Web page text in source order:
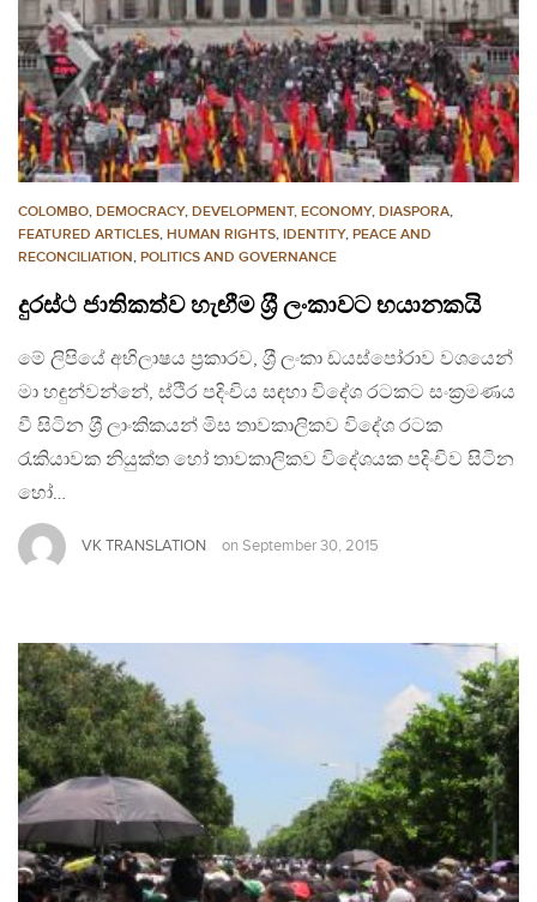
COLOMBO, DEMOCRACY, DEVELOPMENT, ECONOMY, DIASPORA,
FEATURED ARTICLES, HUMAN RIGHTS, IDENTITY, PEACE AND
RECONCILIATION, POLITICS AND GOVERNANCE
දුරස්ථ ජාතිකත්ව හැඟීම ශ‍්‍රී ලංකාවට භයානකයි
මේ ලිපියේ අභිලාෂය ප‍්‍රකාරව, ශ‍්‍රී ලංකා ඩයස්පෝරාව වශයෙන්
මා හඳුන්වන්නේ, ස්ථිර පදිංචිය සඳහා විදේශ රටකට සංක‍්‍රමණය
වී සිටින ශ‍්‍රී ලාංකිකයන් මිස තාවකාලිකව විදේශ රටක
රැකියාවක නියුක්ත හෝ තාවකාලිකව විදේශයක පදිංචිව සිටින
හෝ…
VK TRANSLATION on September 30, 2015